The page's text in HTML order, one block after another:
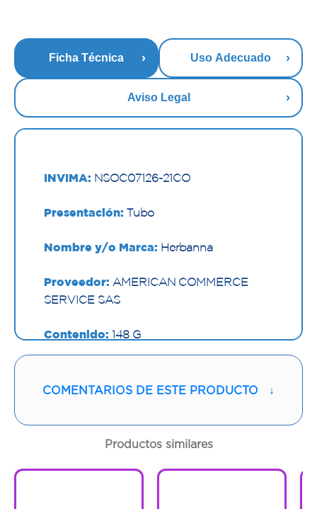
Ficha Técnica Uso Adecuado
Aviso Legal
INVIMA: NSOC07126-21CO
Presentación: Tubo
Nombre y/o Marca: Herbanna
Proveedor: AMERICAN COMMERCE
SERVICE SAS
Contenido: 148 G
COMENTARIOS DE ESTE PRODUCTO ↓
Productos similares